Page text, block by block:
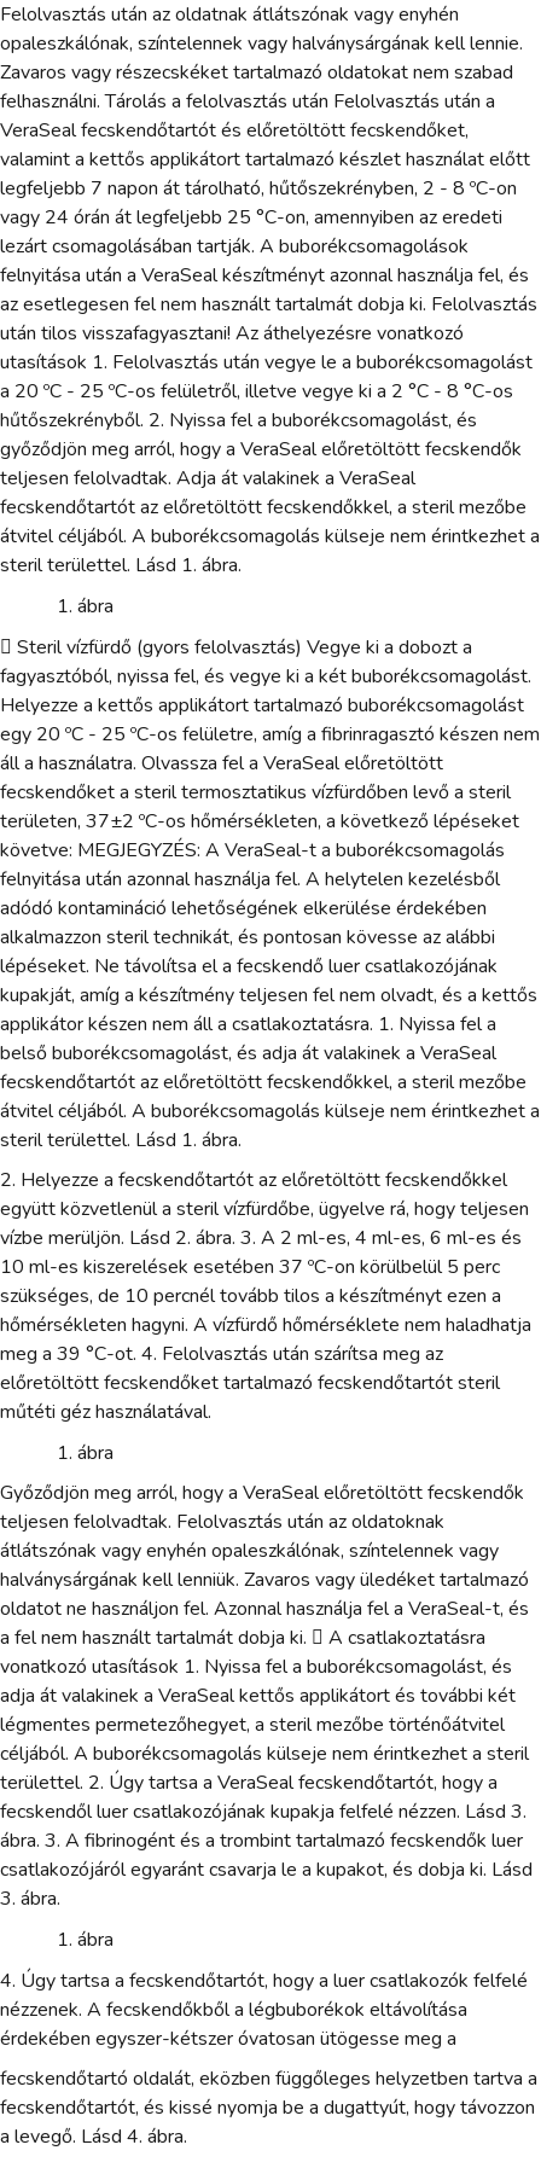
Felolvasztás után az oldatnak átlátszónak vagy enyhén
opaleszkálónak, színtelennek vagy halványsárgának kell lennie.
Zavaros vagy részecskéket tartalmazó oldatokat nem szabad
felhasználni. Tárolás a felolvasztás után Felolvasztás után a
VeraSeal fecskendőtartót és előretöltött fecskendőket,
valamint a kettős applikátort tartalmazó készlet használat előtt
legfeljebb 7 napon át tárolható, hűtőszekrényben, 2 - 8 ºC-on
vagy 24 órán át legfeljebb 25 °C-on, amennyiben az eredeti
lezárt csomagolásában tartják. A buborékcsomagolások
felnyitása után a VeraSeal készítményt azonnal használja fel, és
az esetlegesen fel nem használt tartalmát dobja ki. Felolvasztás
után tilos visszafagyasztani! Az áthelyezésre vonatkozó
utasítások 1. Felolvasztás után vegye le a buborékcsomagolást
a 20 ºC - 25 ºC-os felületről, illetve vegye ki a 2 °C - 8 °C-os
hűtőszekrényből. 2. Nyissa fel a buborékcsomagolást, és
győződjön meg arról, hogy a VeraSeal előretöltött fecskendők
teljesen felolvadtak. Adja át valakinek a VeraSeal
fecskendőtartót az előretöltött fecskendőkkel, a steril mezőbe
átvitel céljából. A buborékcsomagolás külseje nem érintkezhet a
steril területtel. Lásd 1. ábra.
ábra
 Steril vízfürdő (gyors felolvasztás) Vegye ki a dobozt a
fagyasztóból, nyissa fel, és vegye ki a két buborékcsomagolást.
Helyezze a kettős applikátort tartalmazó buborékcsomagolást
egy 20 ºC - 25 ºC-os felületre, amíg a fibrinragasztó készen nem
áll a használatra. Olvassza fel a VeraSeal előretöltött
fecskendőket a steril termosztatikus vízfürdőben levő a steril
területen, 37±2 ºC-os hőmérsékleten, a következő lépéseket
követve: MEGJEGYZÉS: A VeraSeal-t a buborékcsomagolás
felnyitása után azonnal használja fel. A helytelen kezelésből
adódó kontamináció lehetőségének elkerülése érdekében
alkalmazzon steril technikát, és pontosan kövesse az alábbi
lépéseket. Ne távolítsa el a fecskendő luer csatlakozójának
kupakját, amíg a készítmény teljesen fel nem olvadt, és a kettős
applikátor készen nem áll a csatlakoztatásra. 1. Nyissa fel a
belső buborékcsomagolást, és adja át valakinek a VeraSeal
fecskendőtartót az előretöltött fecskendőkkel, a steril mezőbe
átvitel céljából. A buborékcsomagolás külseje nem érintkezhet a
steril területtel. Lásd 1. ábra.
2. Helyezze a fecskendőtartót az előretöltött fecskendőkkel
együtt közvetlenül a steril vízfürdőbe, ügyelve rá, hogy teljesen
vízbe merüljön. Lásd 2. ábra. 3. A 2 ml-es, 4 ml-es, 6 ml-es és
10 ml-es kiszerelések esetében 37 ºC-on körülbelül 5 perc
szükséges, de 10 percnél tovább tilos a készítményt ezen a
hőmérsékleten hagyni. A vízfürdő hőmérséklete nem haladhatja
meg a 39 °C-ot. 4. Felolvasztás után szárítsa meg az
előretöltött fecskendőket tartalmazó fecskendőtartót steril
műtéti géz használatával.
ábra
Győződjön meg arról, hogy a VeraSeal előretöltött fecskendők
teljesen felolvadtak. Felolvasztás után az oldatoknak
átlátszónak vagy enyhén opaleszkálónak, színtelennek vagy
halványsárgának kell lenniük. Zavaros vagy üledéket tartalmazó
oldatot ne használjon fel. Azonnal használja fel a VeraSeal-t, és
a fel nem használt tartalmát dobja ki.  A csatlakoztatásra
vonatkozó utasítások 1. Nyissa fel a buborékcsomagolást, és
adja át valakinek a VeraSeal kettős applikátort és további két
légmentes permetezőhegyet, a steril mezőbe történőátvitel
céljából. A buborékcsomagolás külseje nem érintkezhet a steril
területtel. 2. Úgy tartsa a VeraSeal fecskendőtartót, hogy a
fecskendől luer csatlakozójának kupakja felfelé nézzen. Lásd 3.
ábra. 3. A fibrinogént és a trombint tartalmazó fecskendők luer
csatlakozójáról egyaránt csavarja le a kupakot, és dobja ki. Lásd
3. ábra.
ábra
4. Úgy tartsa a fecskendőtartót, hogy a luer csatlakozók felfelé
nézzenek. A fecskendőkből a légbuborékok eltávolítása
érdekében egyszer-kétszer óvatosan ütögesse meg a
fecskendőtartó oldalát, eközben függőleges helyzetben tartva a
fecskendőtartót, és kissé nyomja be a dugattyút, hogy távozzon
a levegő. Lásd 4. ábra.